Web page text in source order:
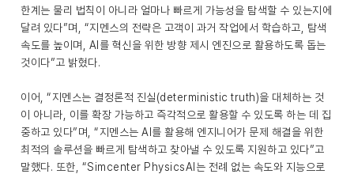
한계는 물리 법칙이 아니라 얼마나 빠르게 가능성을 탐색할 수 있는지에
달려 있다”며, “지멘스의 전략은 고객이 과거 작업에서 학습하고, 탐색
속도를 높이며, AI를 혁신을 위한 방향 제시 엔진으로 활용하도록 돕는
것이다”고 밝혔다.
이어, “지멘스는 결정론적 진실(deterministic truth)을 대체하는 것
이 아니라, 이를 확장 가능하고 즉각적으로 활용할 수 있도록 하는 데 집
중하고 있다”며, “지멘스는 AI를 활용해 엔지니어가 문제 해결을 위한
최적의 솔루션을 빠르게 탐색하고 찾아낼 수 있도록 지원하고 있다”고
말했다. 또한, “Simcenter PhysicsAI는 전례 없는 속도와 지능으로